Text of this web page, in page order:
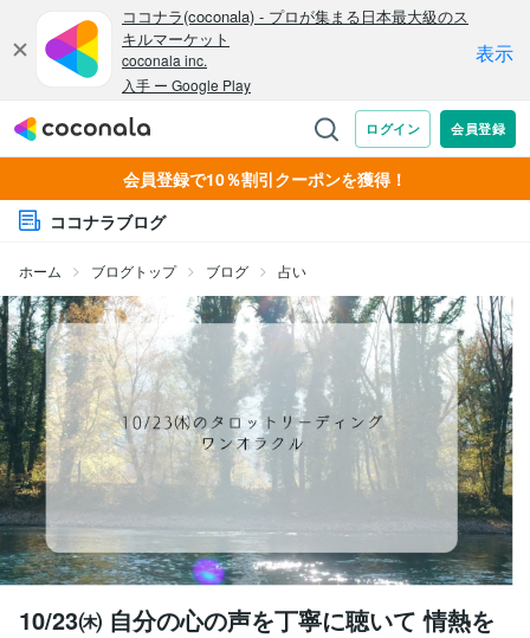
会員登録で10％割引クーポンを獲得！
ココナラブログ
ホーム ブログトップ ブログ 占い
10/23㈭ 自分の心の声を丁寧に聴いて 情熱を